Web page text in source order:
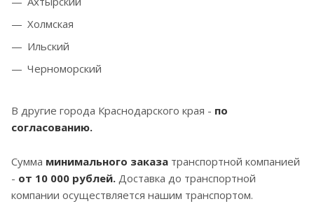
Холмская
Ильский
Черноморский
В другие города Краснодарского края - по
согласованию.
Сумма минимального заказа транспортной компанией
- от 10 000 рублей. Доставка до транспортной
компании осуществляется нашим транспортом.